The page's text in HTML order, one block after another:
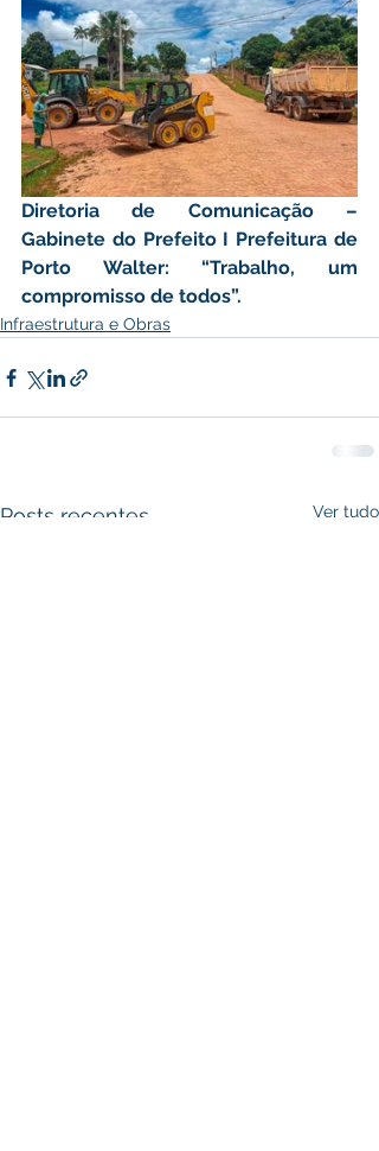
Diretoria de Comunicação –
Gabinete do Prefeito I Prefeitura de
Porto Walter: “Trabalho, um
compromisso de todos”.
Infraestrutura e Obras
Posts recentes Ver tudo